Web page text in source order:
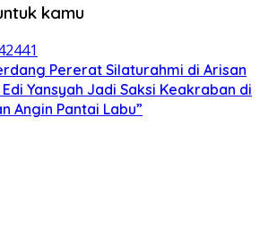
kamu
Pererat Silaturahmi di Arisan
Yansyah Jadi Saksi Keakraban di
Angin Pantai Labu”